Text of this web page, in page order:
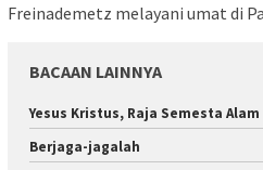
Freinademetz melayani umat di
BACAAN LAINNYA
Yesus Kristus, Raja Semesta Alam
Berjaga-jagalah